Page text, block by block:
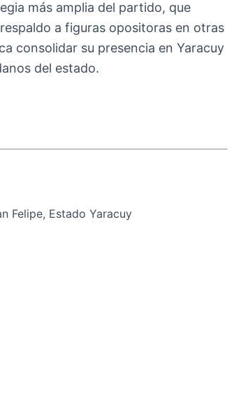
más amplia del partido, que
a figuras opositoras en otras
consolidar su presencia en Yaracuy
del estado.
Felipe, Estado Yaracuy